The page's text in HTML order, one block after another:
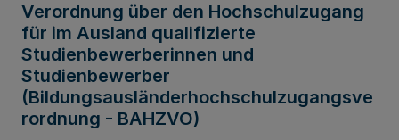
Verordnung über den Hochschulzugang
für im Ausland qualifizierte
Studienbewerberinnen und
Studienbewerber
(Bildungsausländerhochschulzugangsve
rordnung - BAHZVO)